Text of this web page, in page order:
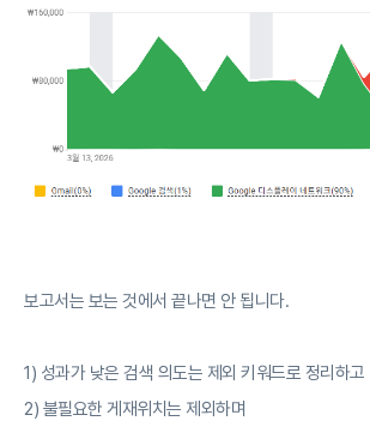
보고서는 보는 것에서 끝나면 안 됩니다.
1) 성과가 낮은 검색 의도는 제외 키워드로 정리하고
2) 불필요한 게재위치는 제외하며